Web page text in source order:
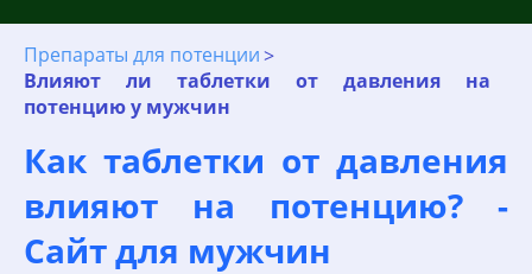
Препараты для потенции
Влияют ли таблетки от давления на
потенцию у мужчин
Как таблетки от давления
влияют на потенцию? -
Сайт для мужчин